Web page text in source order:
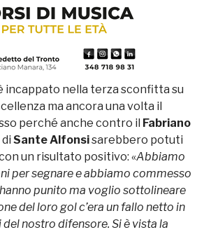
incappato nella terza sconfitta su
ma ancora una volta il
perché anche contro il Fabriano
Sante Alfonsisarebbero potuti
un risultato positivo: «Abbiamo
per segnare e abbiamo commesso
punito ma voglio sottolineare
del loro gol c’era un fallo netto in
nostro difensore. Si è vista la